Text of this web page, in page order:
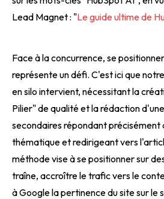
Lead Magnet : "Le guide ultime de
Face à la concurrence, se
représente un défi. C'est ici que
en silo intervient, nécessitant la
Pilier" de qualité et la rédaction
secondaires répondant précisément
thématique et redirigeant vers
méthode vise à se positionner sur
traîne, accroître le trafic vers le
à Google la pertinence du site sur le